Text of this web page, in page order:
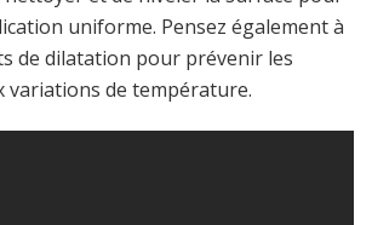
uniforme. Pensez également à
de dilatation pour prévenir les
variations de température.